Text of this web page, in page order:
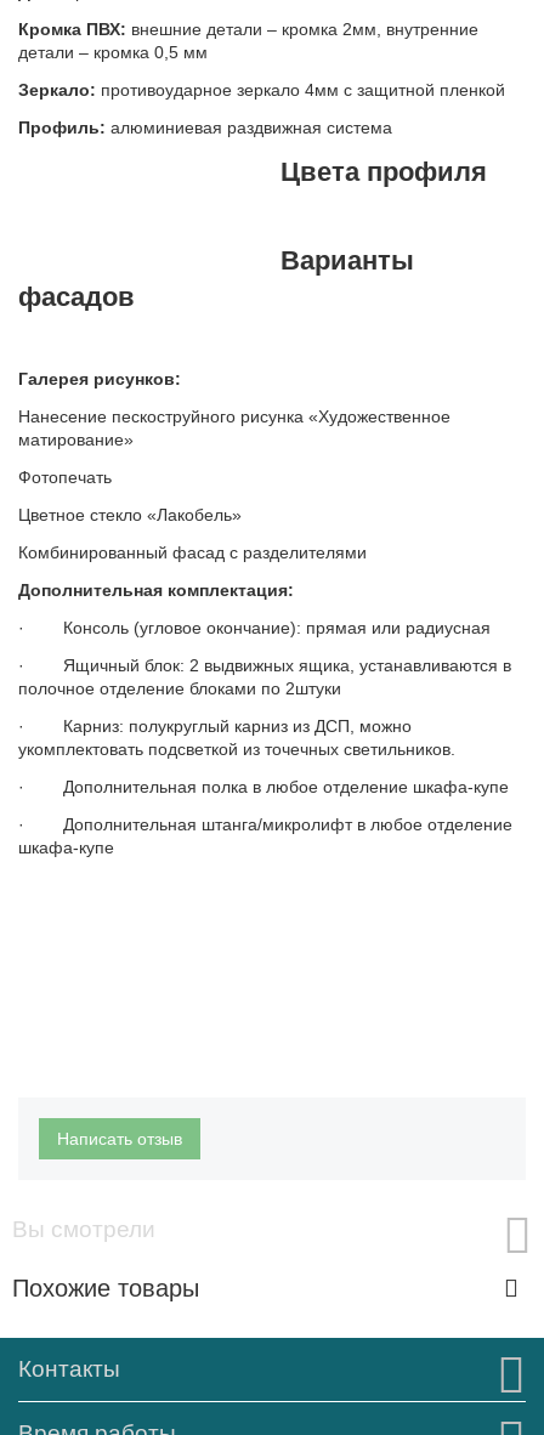
Кромка ПВХ: внешние детали – кромка 2мм, внутренние
детали – кромка 0,5 мм
Зеркало: противоударное зеркало 4мм с защитной пленкой
Профиль: алюминиевая раздвижная система
Цвета профиля
Варианты
фасадов
Галерея рисунков:
Нанесение пескоструйного рисунка «Художественное
матирование»
Фотопечать
Цветное стекло «Лакобель»
Комбинированный фасад с разделителями
Дополнительная комплектация:
· Консоль (угловое окончание): прямая или радиусная
· Ящичный блок: 2 выдвижных ящика, устанавливаются в
полочное отделение блоками по 2штуки
· Карниз: полукруглый карниз из ДСП, можно
укомплектовать подсветкой из точечных светильников.
· Дополнительная полка в любое отделение шкафа-купе
· Дополнительная штанга/микролифт в любое отделение
шкафа-купе
Написать отзыв
Вы смотрели
Похожие товары
Контакты